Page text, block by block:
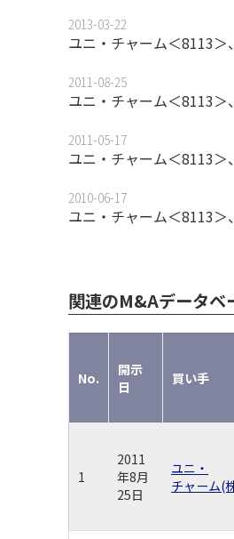
2013-03-22
ユニ・チャーム＜8113
2011-08-25
ユニ・チャーム＜8113
2011-05-17
ユニ・チャーム＜8113
2010-06-17
ユニ・チャーム＜8113
関連のM&Aデータベ
No.
開示
日
買い手
1
2011
年8月
25日
ユニ・
チャーム(